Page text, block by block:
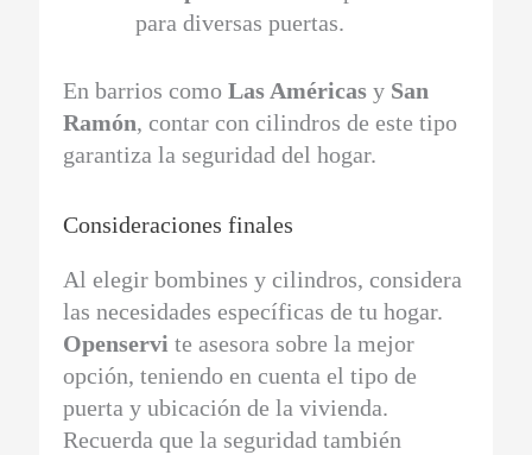
para diversas puertas.
En barrios comoLas Américas y San
Ramón, contar con cilindros de este tipo
garantiza la seguridad del hogar.
Consideraciones finales
Al elegir bombines y cilindros, considera
las necesidades específicas de tu hogar.
Openservi te asesora sobre la mejor
opción, teniendo en cuenta el tipo de
puerta y ubicación de la vivienda.
Recuerda que la seguridad también